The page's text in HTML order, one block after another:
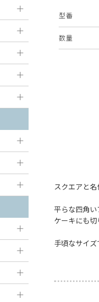
型番
数量
スクエアと
平らな四角い
ケーキにも切
手頃なサイズ